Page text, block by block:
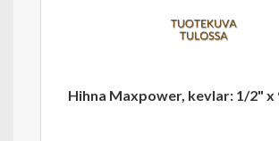
Hihna Maxpower, kevlar: 1/2" x